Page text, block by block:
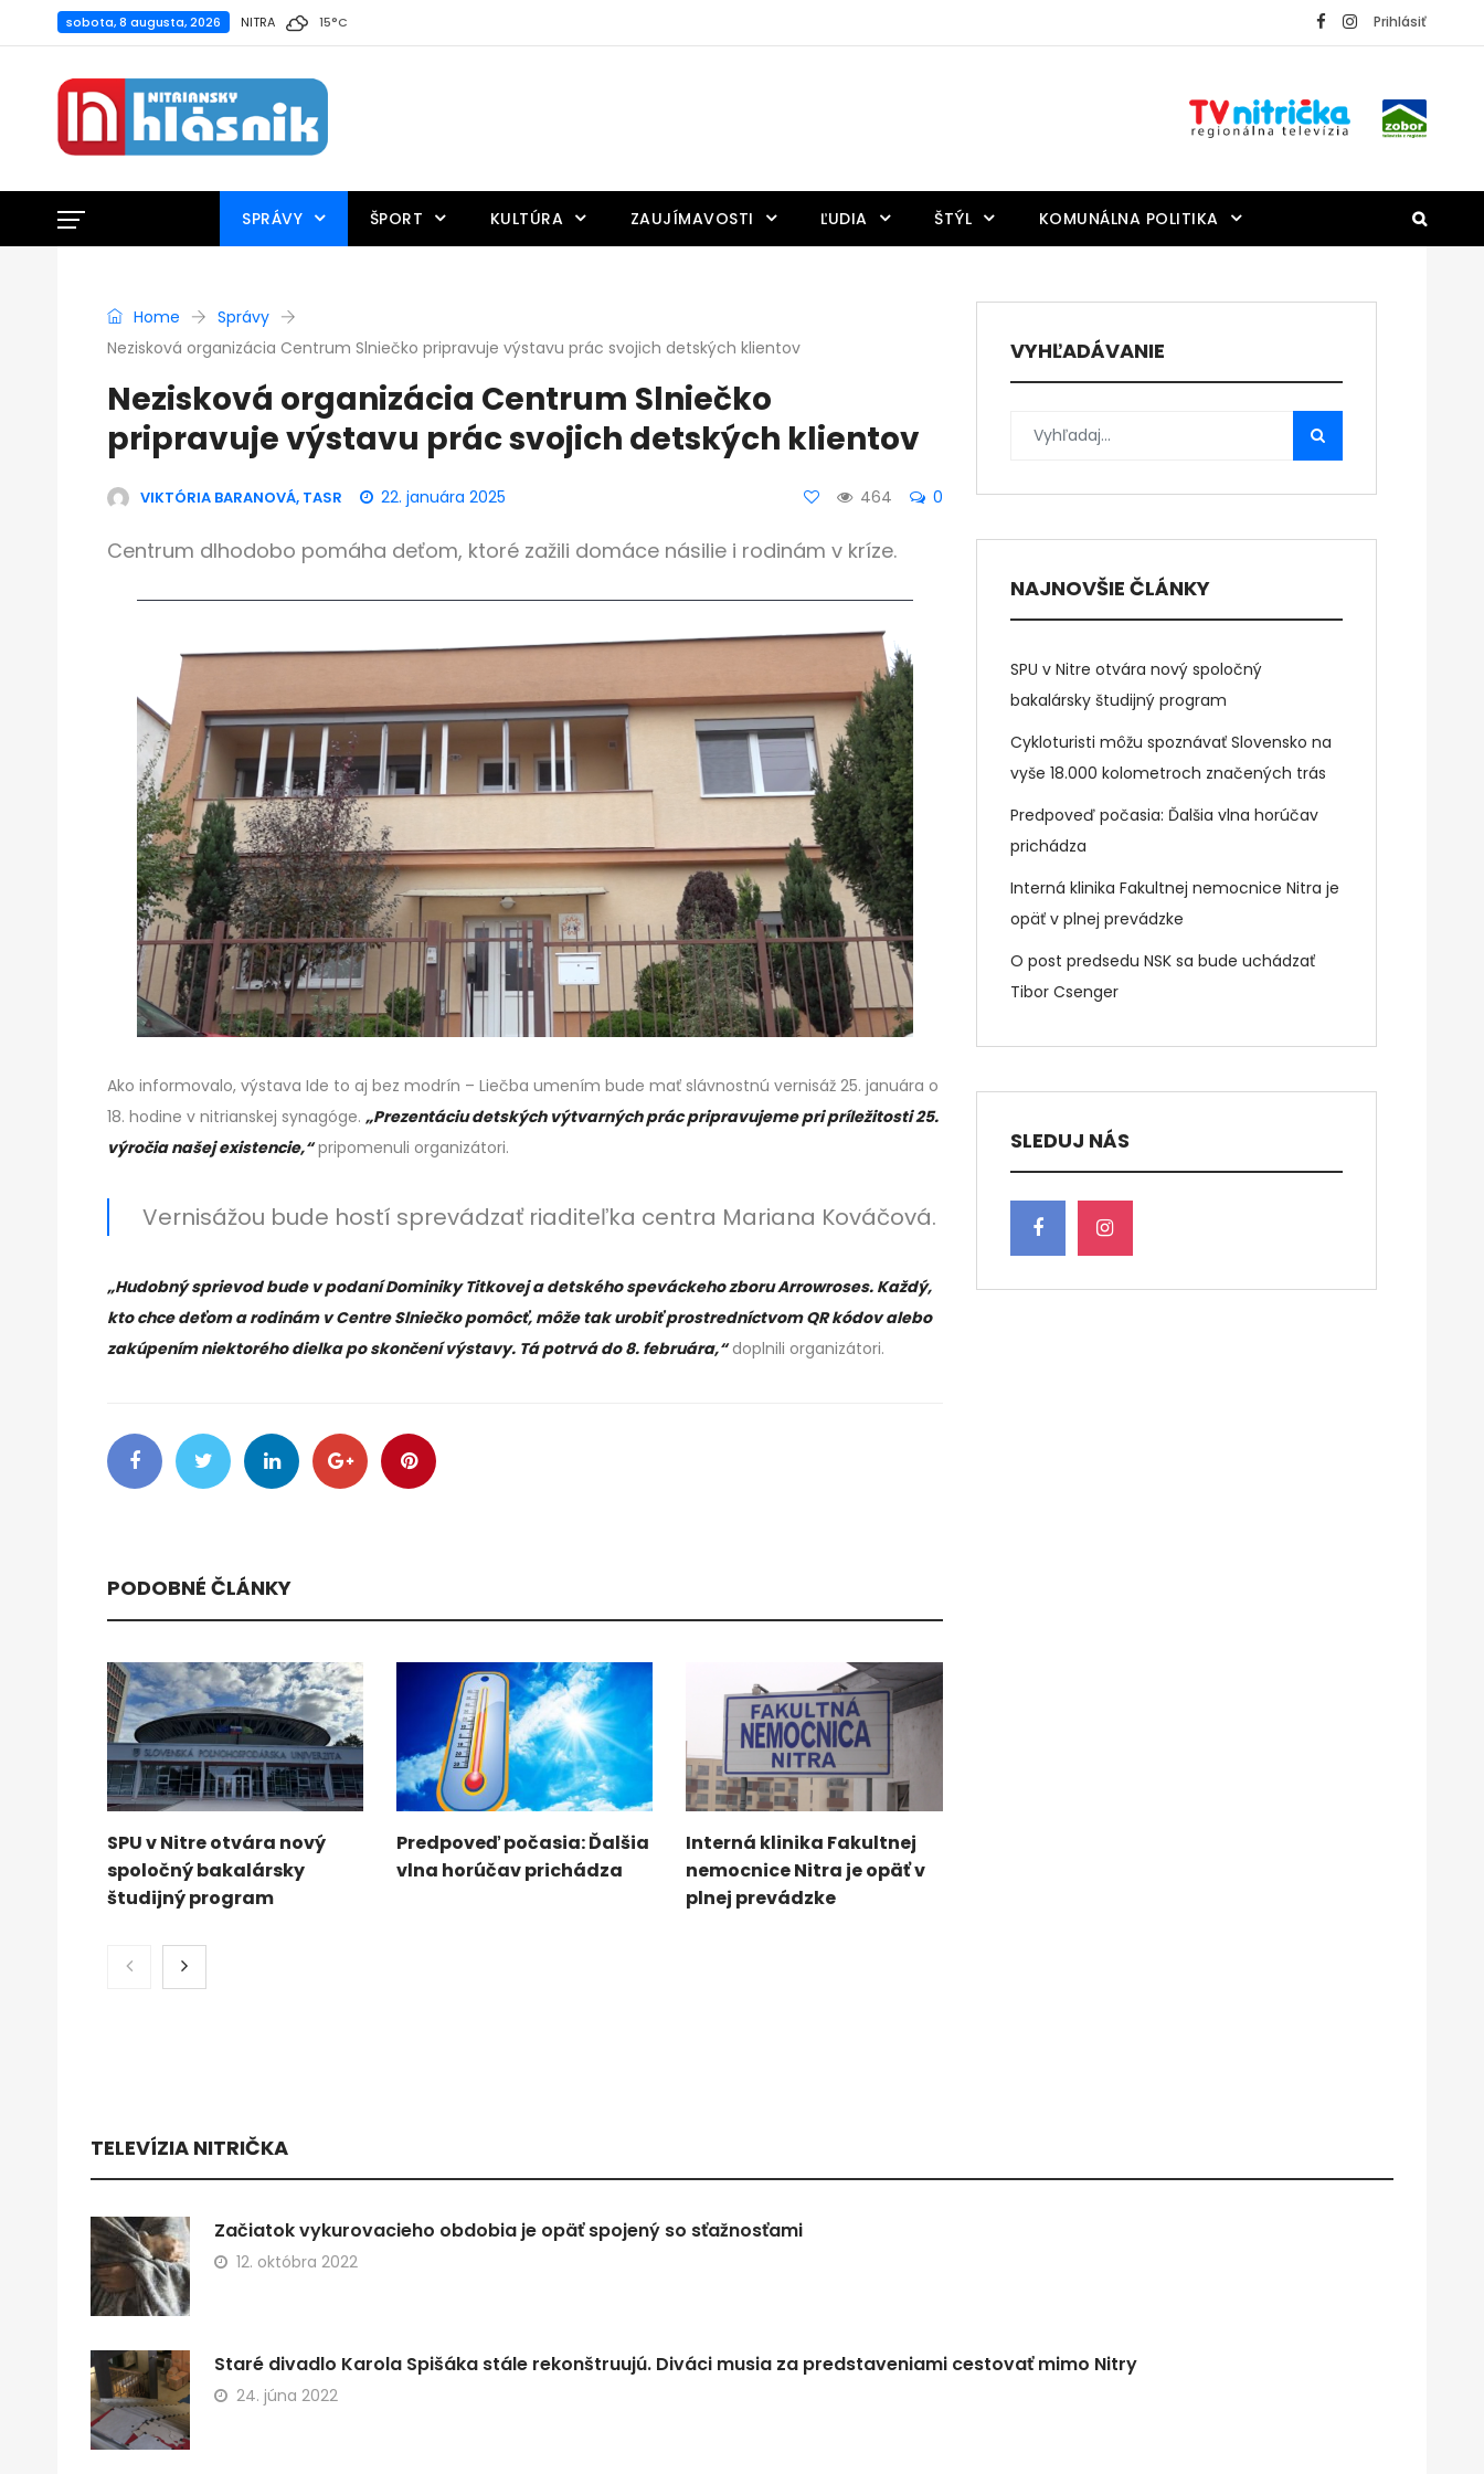
sobota, 8 augusta, 2026 NITRA 15°C Prihlásiť
SPRÁVY ŠPORT KULTÚRA ZAUJÍMAVOSTI ĽUDIA ŠTÝL KOMUNÁLNA POLITIKA
Home
Správy
Nezisková organizácia Centrum Slniečko pripravuje výstavu prác svojich detských klientov
Nezisková organizácia Centrum Slniečko
pripravuje výstavu prác svojich detských klientov
VIKTÓRIA BARANOVÁ, TASR 22. januára 2025 464 0
Centrum dlhodobo pomáha deťom, ktoré zažili domáce násilie i rodinám v kríze.
Ako informovalo, výstava Ide to aj bez modrín – Liečba umením bude mať slávnostnú vernisáž 25. januára o
18. hodine v nitrianskej synagóge. „Prezentáciu detských výtvarných prác pripravujeme pri príležitosti 25.
výročia našej existencie,“pripomenuli organizátori.
Vernisážou bude hostí sprevádzať riaditeľka centra Mariana Kováčová.
„Hudobný sprievod bude v podaní Dominiky Titkovej a detského speváckeho zboru Arrowroses. Každý,
kto chce deťom a rodinám v Centre Slniečko pomôcť, môže tak urobiť prostredníctvom QR kódov alebo
zakúpením niektorého dielka po skončení výstavy. Tá potrvá do 8. februára,“doplnili organizátori.
PODOBNÉ ČLÁNKY
SPU v Nitre otvára nový
spoločný bakalársky
študijný program
Predpoveď počasia: Ďalšia
vlna horúčav prichádza
Interná klinika Fakultnej
nemocnice Nitra je opäť v
plnej prevádzke
VYHĽADÁVANIE
NAJNOVŠIE ČLÁNKY
SPU v Nitre otvára nový spoločný
bakalársky študijný program
Cykloturisti môžu spoznávať Slovensko na
vyše 18.000 kolometroch značených trás
Predpoveď počasia: Ďalšia vlna horúčav
prichádza
Interná klinika Fakultnej nemocnice Nitra je
opäť v plnej prevádzke
O post predsedu NSK sa bude uchádzať
Tibor Csenger
SLEDUJ NÁS
TELEVÍZIA NITRIČKA
Začiatok vykurovacieho obdobia je opäť spojený so sťažnosťami
12. októbra 2022
Staré divadlo Karola Spišáka stále rekonštruujú. Diváci musia za predstaveniami cestovať mimo Nitry
24. júna 2022